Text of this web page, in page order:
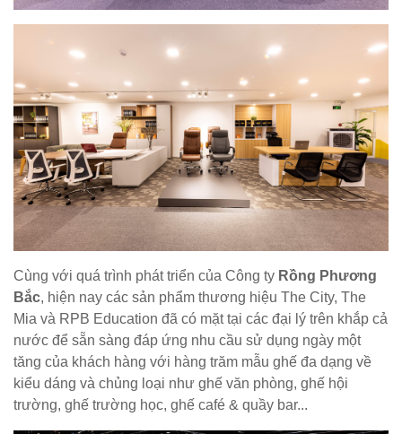
Cùng với quá trình phát triển của Công ty Rồng Phương
Bắc, hiện nay các sản phẩm thương hiệu The City, The
Mia và RPB Education đã có mặt tại các đại lý trên khắp cả
nước để sẵn sàng đáp ứng nhu cầu sử dụng ngày một
tăng của khách hàng với hàng trăm mẫu ghế đa dạng về
kiểu dáng và chủng loại như ghế văn phòng, ghế hội
trường, ghế trường học, ghế café & quầy bar...